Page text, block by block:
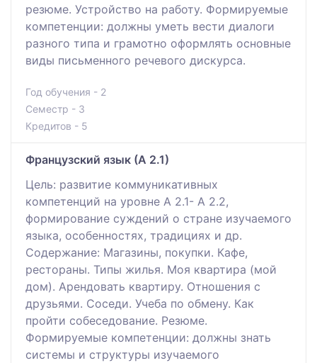
резюме. Устройство на работу. Формируемые
компетенции: должны уметь вести диалоги
разного типа и грамотно оформлять основные
виды письменного речевого дискурса.
Год обучения - 2
Семестр - 3
Кредитов - 5
Французский язык (А 2.1)
Цель: развитие коммуникативных
компетенций на уровне А 2.1- А 2.2,
формирование суждений о стране изучаемого
языка, особенностях, традициях и др.
Содержание: Магазины, покупки. Кафе,
рестораны. Типы жилья. Моя квартира (мой
дом). Арендовать квартиру. Отношения с
друзьями. Соседи. Учеба по обмену. Как
пройти собеседование. Резюме.
Формируемые компетенции: должны знать
системы и структуры изучаемого